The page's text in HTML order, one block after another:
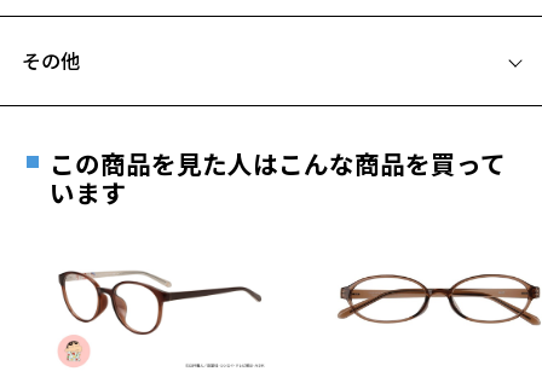
お気に入り
お気に入りに追加済です。
お持ちのZoffメガネサイズを確認するには？
フレームとレンズの合計料金を知りたい方へ
安心1 フレーム１年間品質保証
きます。
※保証期間内に交換が行われた場合、保証期間は初期の期間から
延長されません。
その他
ご希望のお客さまは、「レンズ交換券」をお選びのうえ、
最寄りのZoff実店舗にてレンズをお買い求めください。
※サングラスやパッケージ品では「レンズ交換券」はお選び
談ください。
＜メガネの度数情報がわからない方へ＞
この商品を見た人はこんな商品を買って
います